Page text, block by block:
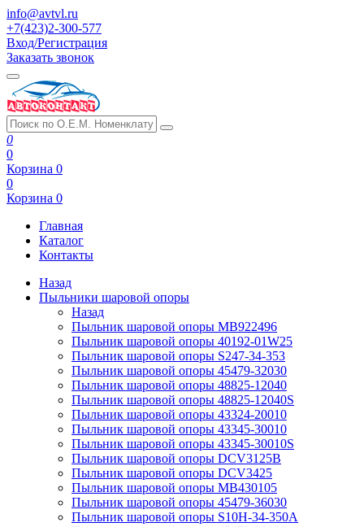
info@avtvl.ru
+7(423)2-300-577
Вход/Регистрация
Заказать звонок
0
0
Корзина 0
0
Корзина 0
Главная
Каталог
Контакты
Назад
Пыльники шаровой опоры
Назад
Пыльник шаровой опоры MB922496
Пыльник шаровой опоры 40192-01W25
Пыльник шаровой опоры S247-34-353
Пыльник шаровой опоры 45479-32030
Пыльник шаровой опоры 48825-12040
Пыльник шаровой опоры 48825-12040S
Пыльник шаровой опоры 43324-20010
Пыльник шаровой опоры 43345-30010
Пыльник шаровой опоры 43345-30010S
Пыльник шаровой опоры DCV3125B
Пыльник шаровой опоры DCV3425
Пыльник шаровой опоры MB430105
Пыльник шаровой опоры 45479-36030
Пыльник шаровой опоры S10H-34-350A